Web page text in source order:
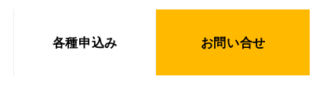
各種申込み お問い合せ